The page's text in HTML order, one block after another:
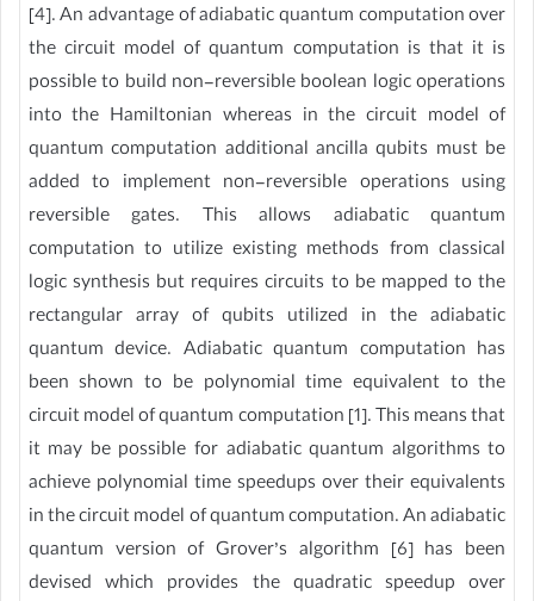
[4]. An advantage of adiabatic quantum computation over
the circuit model of quantum computation is that it is
possible to build non-reversible boolean logic operations
into the Hamiltonian whereas in the circuit model of
quantum computation additional ancilla qubits must be
added to implement non-reversible operations using
reversible gates. This allows adiabatic quantum
computation to utilize existing methods from classical
logic synthesis but requires circuits to be mapped to the
rectangular array of qubits utilized in the adiabatic
quantum device. Adiabatic quantum computation has
been shown to be polynomial time equivalent to the
circuit model of quantum computation [1]. This means that
it may be possible for adiabatic quantum algorithms to
achieve polynomial time speedups over their equivalents
in the circuit model of quantum computation. An adiabatic
quantum version of Grover’s algorithm [6] has been
devised which provides the quadratic speedup over